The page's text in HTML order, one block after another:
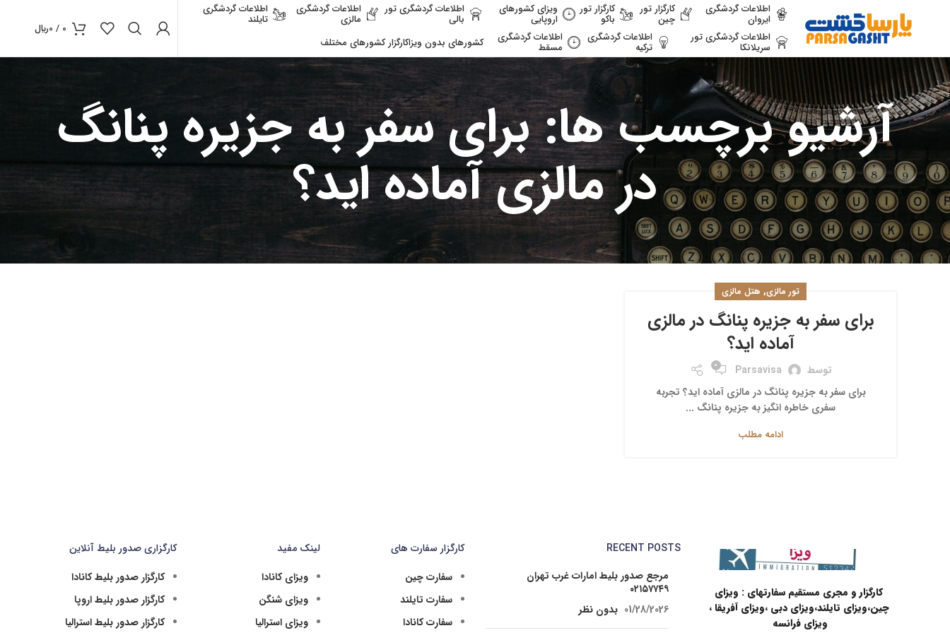
اطلاعات گردشگری
ایروان
کارگزار تور
چین
کارگزار تور
باکو
ویزای کشورهای
اروپایی
اطلاعات گردشگری تور
بالی
اطلاعات گردشگری
مالزی
اطلاعات گردشگری
تایلند
اطلاعات گردشگری تور
سریلانکا
اطلاعات گردشگری
ترکیه
اطلاعات گردشگری
مسقط کشورهای بدون ویزاکارگزار کشورهای مختلف
0
/
0﷼
آرشیو برچسب ها: برای سفر به جزیره پنانگ
در مالزی آماده اید؟
تور مالزی, هتل مالزی
برای سفر به جزیره پنانگ در مالزی
آماده اید؟
توسط Parsavisa
0
برای سفر به جزیره پنانگ در مالزی آماده اید؟ تجربه
سفری خاطره انگیز به جزیره پنانگ ...
ادامه مطلب
کارگزار و مجری مستقیم سفارتهای : ویزای
چین،ویزای تایلند،ویزای دبی ،ویزای آفریقا ،
ویزای فرانسه
RECENT POSTS
مرجع صدور بلیط امارات غرب تهران
۰۲۱۵۷۷۴۹
01/28/2026 بدون نظر
کارگزار سفارت های
سفارت چین
سفارت تایلند
سفارت کانادا
لینک مفید
ویزای کانادا
ویزای شنگن
ویزای استرالیا
کارگزاری صدور بلیط آنلاین
کارگزار صدور بلیط کانادا
کارگزار صدور بلیط اروپا
کارگزار صدور بلیط استرالیا